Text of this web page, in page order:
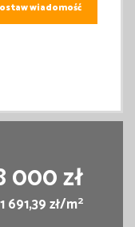
wiadomość
000 zł
691,39 zł/m2